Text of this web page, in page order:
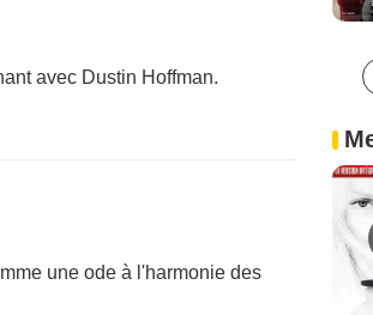
avec Dustin Hoffman.
une ode à l'harmonie des